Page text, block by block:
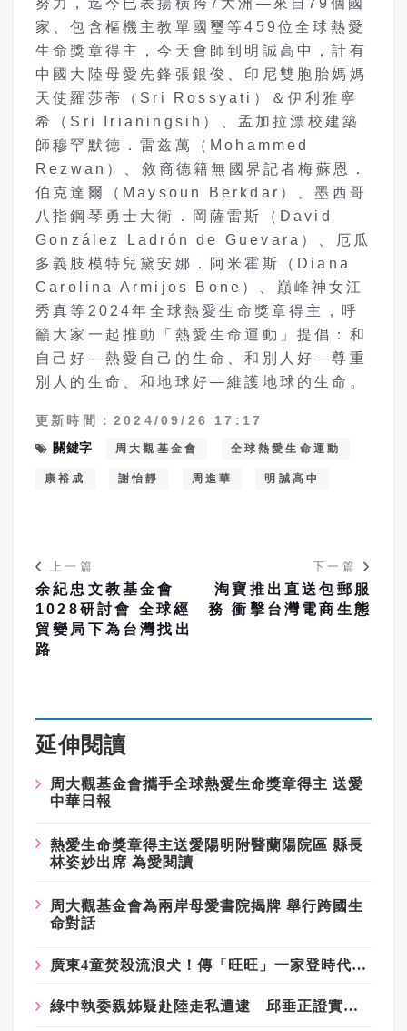
努力，迄今已表揚橫跨7大洲—來自79個國
家、包含樞機主教單國璽等459位全球熱愛
生命獎章得主，今天會師到明誠高中，計有
中國大陸母愛先鋒張銀俊、印尼雙胞胎媽媽
天使羅莎蒂（Sri Rossyati）＆伊利雅寧
希（Sri Irianingsih）、孟加拉漂校建築
師穆罕默德．雷兹萬（Mohammed
Rezwan）、敘裔德籍無國界記者梅蘇恩．
伯克達爾（Maysoun Berkdar）、墨西哥
八指鋼琴勇士大衛．岡薩雷斯（David
González Ladrón de Guevara）、厄瓜
多義肢模特兒黛安娜．阿米霍斯（Diana
Carolina Armijos Bone）、巔峰神女江
秀真等2024年全球熱愛生命獎章得主，呼
籲大家一起推動「熱愛生命運動」提倡：和
自己好—熱愛自己的生命、和別人好—尊重
別人的生命、和地球好—維護地球的生命。
更新時間：2024/09/26 17:17
關鍵字
周大觀基金會 全球熱愛生命運動
康裕成 謝怡靜 周進華 明誠高中
上一篇
余紀忠文教基金會
1028研討會 全球經
貿變局下為台灣找出
路
下一篇
淘寶推出直送包郵服
務 衝擊台灣電商生態
延伸閱讀
周大觀基金會攜手全球熱愛生命獎章得主 送愛
中華日報
熱愛生命獎章得主送愛陽明附醫蘭陽院區 縣長
林姿妙出席 為愛閱讀
周大觀基金會為兩岸母愛書院揭牌 舉行跨國生
命對話
廣東4童焚殺流浪犬！傳「旺旺」一家登時代廣場看板 2港星籲快立動保法
綠中執委親姊疑赴陸走私遭逮 邱垂正證實：透過兩岸共打機制了解